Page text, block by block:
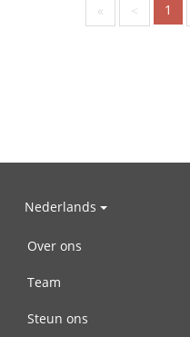
« < 1
Nederlands
Over ons
Team
Steun ons